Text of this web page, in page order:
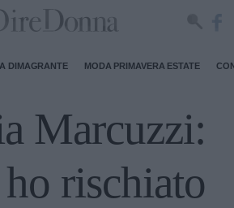
DIMAGRANTE MODA PRIMAVERA ESTATE
Marcuzzi:
rischiato